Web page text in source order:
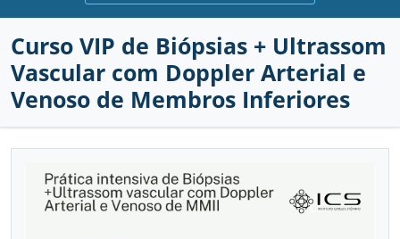
INSTITUCIONAL
QUEM SOMOS
PROFESSORES
CURSOS
GINECOLOGIA E OBSTETRÍCIA
MEDICINA INTERNA
VASCULAR COM DOPPLER
CONTATO
Curso VIP de Biópsias + Ultrassom
Vascular com Doppler Arterial e
Venoso de Membros Inferiores